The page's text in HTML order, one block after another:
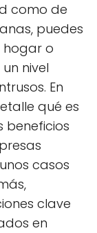
como de
puedes
hogar o
nivel
En
qué es
beneficios
casos
clave
en